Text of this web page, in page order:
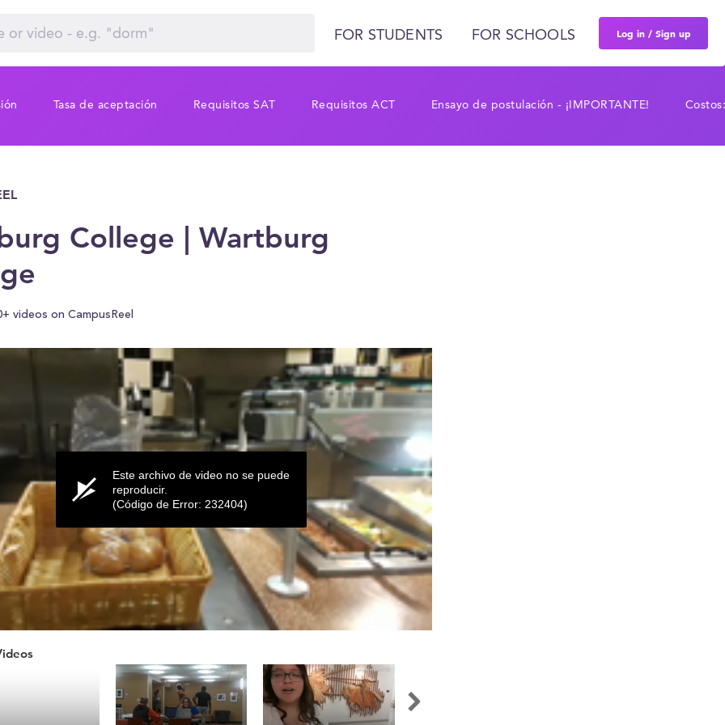
FOR STUDENTS FOR SCHOOLS Log in / Sign up
Tasa de aceptación Requisitos SAT Requisitos ACT Ensayo de postulación - ¡IMPORTANTE!
College | Wartburg
videos on CampusReel
Este archivo de video no se puede
reproducir.
(Código de Error: 232404)